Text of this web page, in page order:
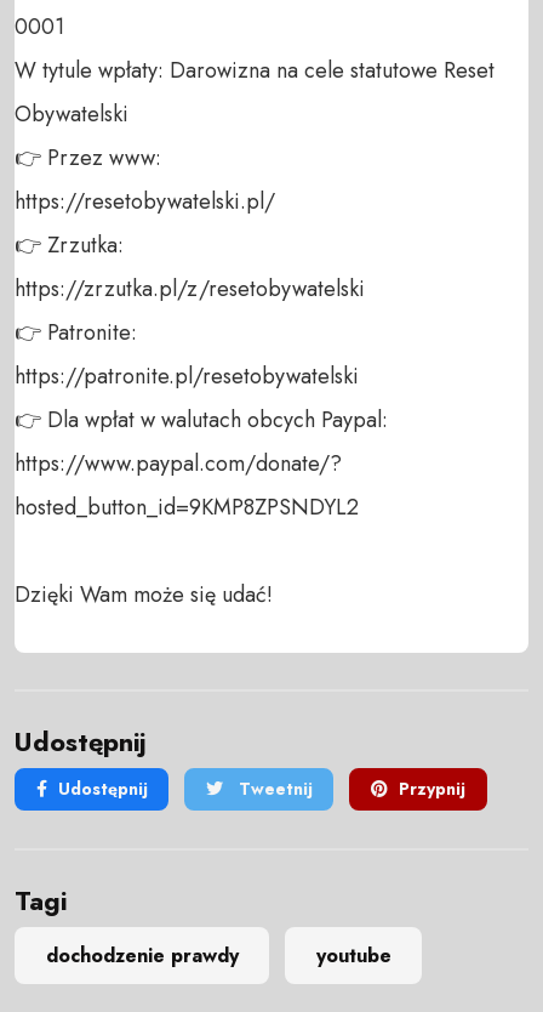
0001
W tytule wpłaty: Darowizna na cele statutowe Reset
Obywatelski
👉 Przez www:
https://resetobywatelski.pl/
👉 Zrzutka:
https://zrzutka.pl/z/resetobywatelski
👉 Patronite:
https://patronite.pl/resetobywatelski
👉 Dla wpłat w walutach obcych Paypal:
https://www.paypal.com/donate/?
hosted_button_id=9KMP8ZPSNDYL2
Dzięki Wam może się udać!
Udostępnij
Udostępnij Tweetnij Przypnij
Tagi
dochodzenie prawdy youtube